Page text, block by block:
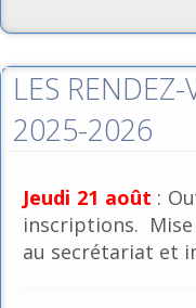
LES
2025-2026
Jeudi 21 août :
inscriptions.
au secrétariat et